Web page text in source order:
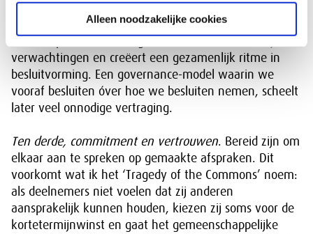
Alleen noodzakelijke cookies
verdwalen in langdurige overlegstructuren, zijn heldere
afspraken over tijdslijnen, besluitmomenten en
verwachtingen en creëert een gezamenlijk ritme in
besluitvorming. Een governance-model waarin we
vooraf besluiten óver hoe we besluiten nemen, scheelt
later veel onnodige vertraging.
Ten derde, commitment en vertrouwen. Bereid zijn om
elkaar aan te spreken op gemaakte afspraken. Dit
voorkomt wat ik het ‘Tragedy of the Commons’ noem:
als deelnemers niet voelen dat zij anderen
aansprakelijk kunnen houden, kiezen zij soms voor de
kortetermijnwinst en gaat het gemeenschappelijke